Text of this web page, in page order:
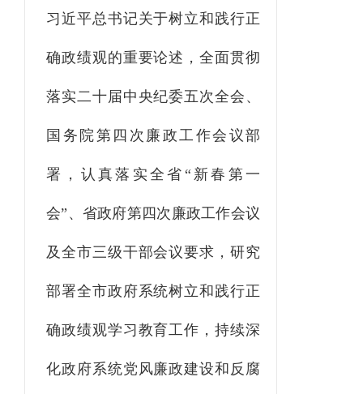
习近平总书记关于树立和践行正
确政绩观的重要论述，全面贯彻
落实二十届中央纪委五次全会、
国务院第四次廉政工作会议部
署，认真落实全省“新春第一
会”、省政府第四次廉政工作会议
及全市三级干部会议要求，研究
部署全市政府系统树立和践行正
确政绩观学习教育工作，持续深
化政府系统党风廉政建设和反腐